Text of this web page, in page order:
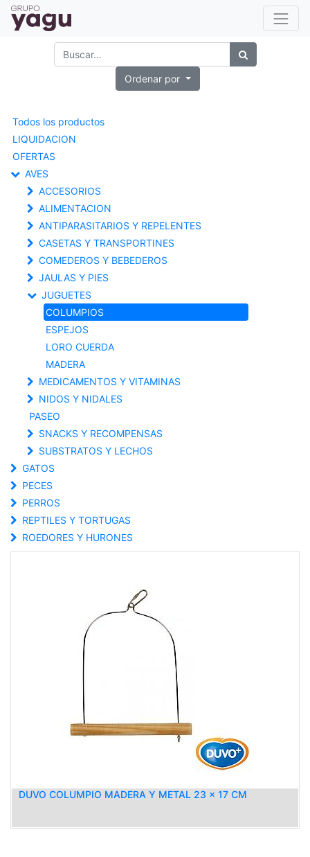
Ordenar por
Todos los productos
LIQUIDACION
OFERTAS
AVES
ACCESORIOS
ALIMENTACION
ANTIPARASITARIOS Y REPELENTES
CASETAS Y TRANSPORTINES
COMEDEROS Y BEBEDEROS
JAULAS Y PIES
JUGUETES
COLUMPIOS
ESPEJOS
LORO CUERDA
MADERA
MEDICAMENTOS Y VITAMINAS
NIDOS Y NIDALES
PASEO
SNACKS Y RECOMPENSAS
SUBSTRATOS Y LECHOS
GATOS
PECES
PERROS
REPTILES Y TORTUGAS
ROEDORES Y HURONES
DUVO COLUMPIO MADERA Y METAL 23 x 17 CM